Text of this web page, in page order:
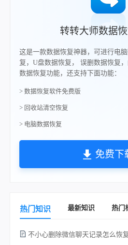
转转大师数据
这是一款数据恢复神器，可进行电
复，U盘数据恢复， 误删数据恢复
数据恢复功能，还支持下面功能：
> 数据恢复软件免费版
> 回收站清空恢复
> 电脑数据恢复
免费下
热门知识 最新知识 热门